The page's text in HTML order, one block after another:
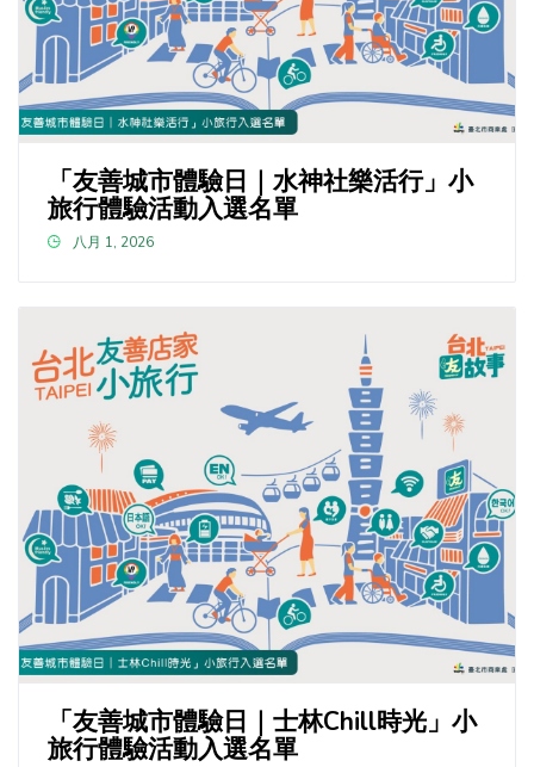
「友善城市體驗日｜水神社樂活行」小
旅行體驗活動入選名單
八月 1, 2026
「友善城市體驗日｜士林Chill時光」小
旅行體驗活動入選名單